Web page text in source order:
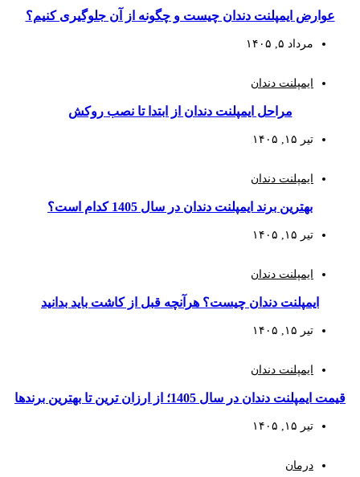
عوارض ایمپلنت دندان چیست و چگونه از آن جلوگیری کنیم؟
مرداد ۵, ۱۴۰۵
ایمپلنت دندان
مراحل ایمپلنت دندان از ابتدا تا نصب روکش
تیر ۱۵, ۱۴۰۵
ایمپلنت دندان
بهترین برند ایمپلنت دندان در سال 1405 کدام است؟
تیر ۱۵, ۱۴۰۵
ایمپلنت دندان
ایمپلنت دندان چیست؟ هرآنچه قبل از کاشت باید بدانید
تیر ۱۵, ۱۴۰۵
ایمپلنت دندان
قیمت ایمپلنت دندان در سال 1405؛ از ارزان‌ ترین تا بهترین برندها
تیر ۱۵, ۱۴۰۵
درمان